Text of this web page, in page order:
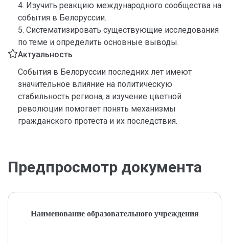
4. Изучить реакцию международного сообщества на
события в Белоруссии.
5. Систематизировать существующие исследования
по теме и определить основные выводы.
Актуальность
События в Белоруссии последних лет имеют
значительное влияние на политическую
стабильность региона, а изучение цветной
революции помогает понять механизмы
гражданского протеста и их последствия.
Предпросмотр документа
Наименование образовательного учреждения